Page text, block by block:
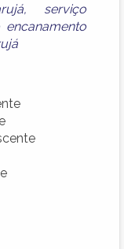
, serviço